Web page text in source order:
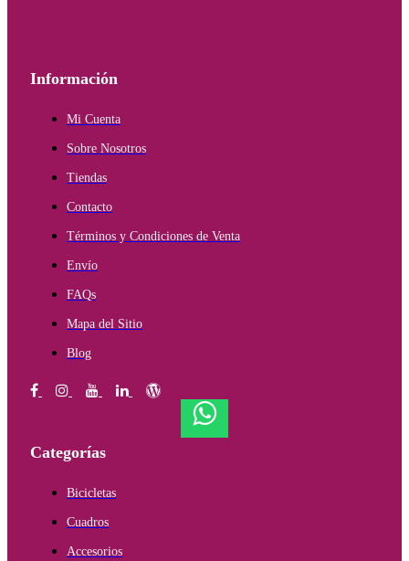
Información
Mi Cuenta
Sobre Nosotros
Tiendas
Contacto
Términos y Condiciones de Venta
Envío
FAQs
Mapa del Sitio
Blog
Categorías
Bicicletas
Cuadros
Accesorios